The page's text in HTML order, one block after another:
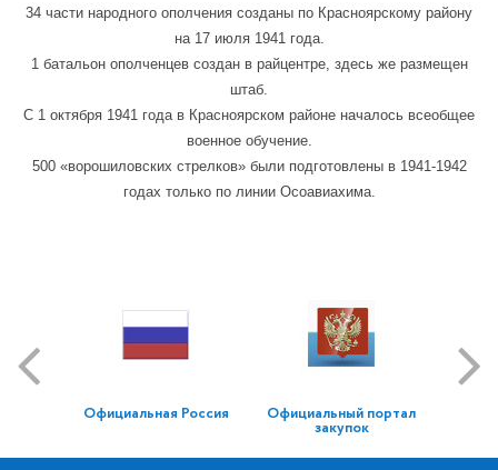
34 части народного ополчения созданы по Красноярскому району
на 17 июля 1941 года.
1 батальон ополченцев создан в райцентре, здесь же размещен
штаб.
С 1 октября 1941 года в Красноярском районе началось всеобщее
военное обучение.
500 «ворошиловских стрелков» были подготовлены в 1941-1942
годах только по линии Осоавиахима.
Официальная Россия Официальный портал
закупок